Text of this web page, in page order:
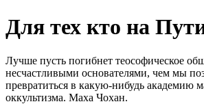
Для тех кто на
Лучше пусть погибнет теософическое
несчастливыми основателями, чем мы
превратиться в какую-нибудь академию
оккультизма. Маха Чохан.